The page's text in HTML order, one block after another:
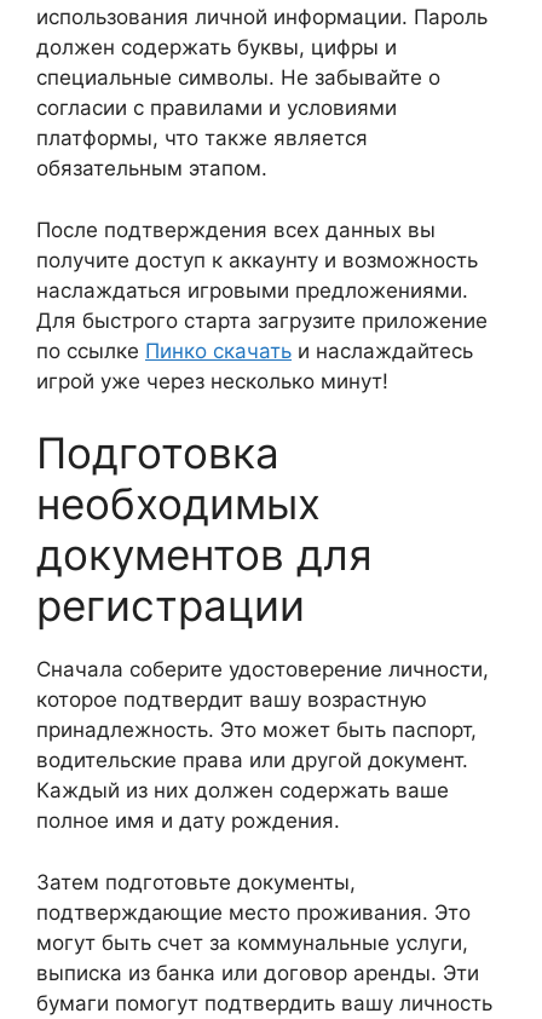
использования личной информации. Пароль
должен содержать буквы, цифры и
специальные символы. Не забывайте о
согласии с правилами и условиями
платформы, что также является
обязательным этапом.
После подтверждения всех данных вы
получите доступ к аккаунту и возможность
наслаждаться игровыми предложениями.
Для быстрого старта загрузите приложение
по ссылке Пинко скачать и наслаждайтесь
игрой уже через несколько минут!
Подготовка
необходимых
документов для
регистрации
Сначала соберите удостоверение личности,
которое подтвердит вашу возрастную
принадлежность. Это может быть паспорт,
водительские права или другой документ.
Каждый из них должен содержать ваше
полное имя и дату рождения.
Затем подготовьте документы,
подтверждающие место проживания. Это
могут быть счет за коммунальные услуги,
выписка из банка или договор аренды. Эти
бумаги помогут подтвердить вашу личность